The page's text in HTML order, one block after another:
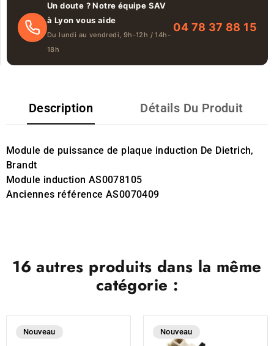
Un doute ? Notre équipe SAV
à Lyon vous aide
Du lundi au vendredi, 9h-12h / 14h-
18h
04 78 37 88 15
Description Détails Du Produit
Module de puissance de plaque induction De Dietrich,
Brandt
Module induction AS0078105
Anciennes référence AS0070409
16 autres produits dans la même
catégorie :
Nouveau Nouveau